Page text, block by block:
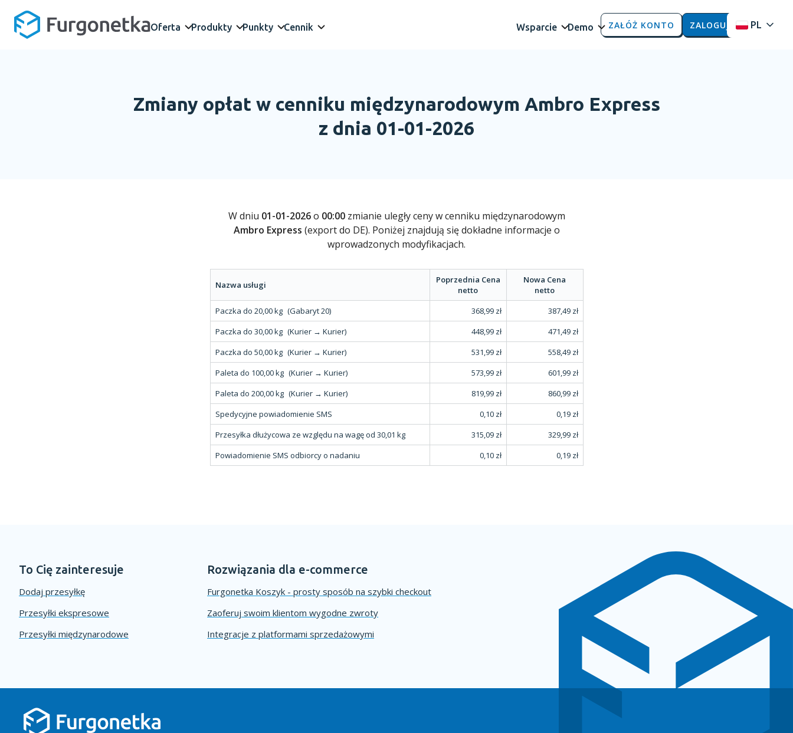
Oferta Produkty Punkty Cennik Wsparcie Demo ZAŁÓŻ KONTO ZALOGUJ PL
Zmiany opłat w cenniku międzynarodowym Ambro Express
z dnia 01-01-2026
W dniu 01-01-2026o 00:00zmianie uległy ceny w cenniku międzynarodowym
Ambro Express (export do DE). Poniżej znajdują się dokładne informacje o
wprowadzonych modyfikacjach.
Nazwa usługi
Poprzednia Cena
netto
Nowa Cena
netto
Paczka do 20,00 kg (Gabaryt 20) 368,99 zł
387,49 zł
Paczka do 30,00 kg (Kurier → Kurier) 448,99 zł
471,49 zł
Paczka do 50,00 kg (Kurier → Kurier) 531,99 zł
558,49 zł
Paleta do 100,00 kg (Kurier → Kurier) 573,99 zł
601,99 zł
Paleta do 200,00 kg (Kurier → Kurier) 819,99 zł
860,99 zł
Spedycyjne powiadomienie SMS
0,10 zł
0,19 zł
Przesyłka dłużycowa ze względu na wagę od 30,01 kg
315,09 zł
329,99 zł
Powiadomienie SMS odbiorcy o nadaniu
0,10 zł 0,19 zł
To Cię zainteresuje
Dodaj przesyłkę
Przesyłki ekspresowe
Przesyłki międzynarodowe
Rozwiązania dla e-commerce
Furgonetka Koszyk - prosty sposób na szybki checkout
Zaoferuj swoim klientom wygodne zwroty
Integracje z platformami sprzedażowymi